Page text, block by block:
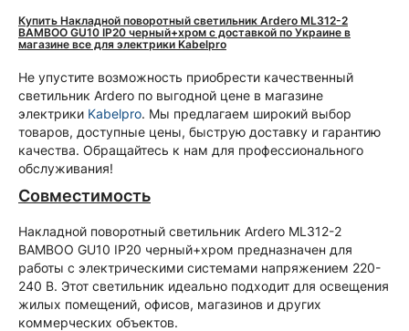
Купить Накладной поворотный светильник Ardero ML312-2
BAMBOO GU10 IP20 черный+хром с доставкой по Украине в
магазине все для электрики Kabelpro
Не упустите возможность приобрести качественный
светильник Ardero по выгодной цене в магазине
электрики Kabelpro. Мы предлагаем широкий выбор
товаров, доступные цены, быструю доставку и гарантию
качества. Обращайтесь к нам для профессионального
обслуживания!
Совместимость
Накладной поворотный светильник Ardero ML312-2
BAMBOO GU10 IP20 черный+хром предназначен для
работы с электрическими системами напряжением 220-
240 В. Этот светильник идеально подходит для освещения
жилых помещений, офисов, магазинов и других
коммерческих объектов.